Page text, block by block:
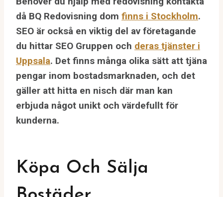
då BQ Redovisning dom finns i Stockholm.
SEO är också en viktig del av företagande
du hittar SEO Gruppen och deras tjänster i
Uppsala. Det finns många olika sätt att tjäna
pengar inom bostadsmarknaden, och det
gäller att hitta en nisch där man kan
erbjuda något unikt och värdefullt för
kunderna.
Köpa Och Sälja